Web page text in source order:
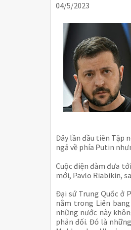
04/5/2023
Đây lần đầu tiên Tập
ngả về phía Putin
Cuộc điện đàm đưa
mới, Pavlo Riabikin,
Đại sứ Trung Quốc ở
nằm trong Liên
những nước này
phản đối. Đó là